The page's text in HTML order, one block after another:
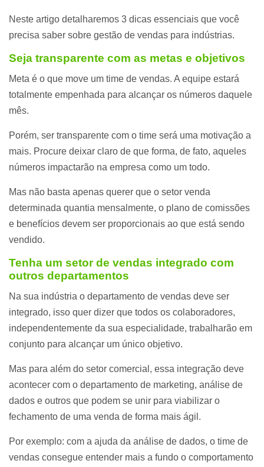
Neste artigo detalharemos 3 dicas essenciais que você
precisa saber sobre gestão de vendas para indústrias.
Seja transparente com as metas e objetivos
Meta é o que move um time de vendas. A equipe estará
totalmente empenhada para alcançar os números daquele
mês.
Porém, ser transparente com o time será uma motivação a
mais. Procure deixar claro de que forma, de fato, aqueles
números impactarão na empresa como um todo.
Mas não basta apenas querer que o setor venda
determinada quantia mensalmente, o plano de comissões
e benefícios devem ser proporcionais ao que está sendo
vendido.
Tenha um setor de vendas integrado com
outros departamentos
Na sua indústria o departamento de vendas deve ser
integrado, isso quer dizer que todos os colaboradores,
independentemente da sua especialidade, trabalharão em
conjunto para alcançar um único objetivo.
Mas para além do setor comercial, essa integração deve
acontecer com o departamento de marketing, análise de
dados e outros que podem se unir para viabilizar o
fechamento de uma venda de forma mais ágil.
Por exemplo: com a ajuda da análise de dados, o time de
vendas consegue entender mais a fundo o comportamento